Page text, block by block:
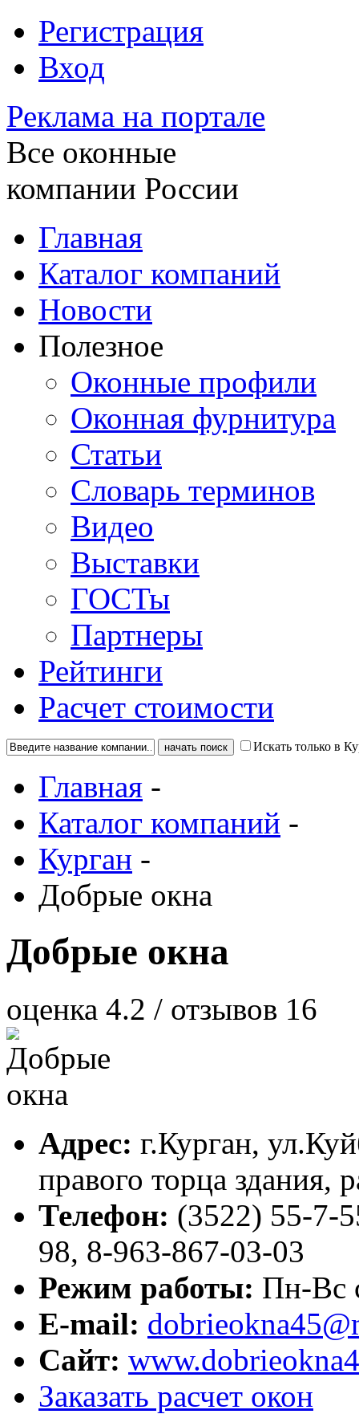
Регистрация
Вход
Реклама на портале
Все оконные
компании России
Главная
Каталог компаний
Новости
Полезное
Оконные профили
Оконная фурнитура
Статьи
Словарь терминов
Видео
Выставки
ГОСТы
Партнеры
Рейтинги
Расчет стоимости
Искать только в
Главная -
Каталог компаний -
Курган -
Добрые окна
Добрые окна
оценка 4.2 / отзывов 16
Адрес: г.Курган,
правого торца здания,
Телефон: (3522) 55-7-
98, 8-963-867-03-03
Режим работы: Пн-Вс
E-mail:
Сайт:
Заказать расчет окон